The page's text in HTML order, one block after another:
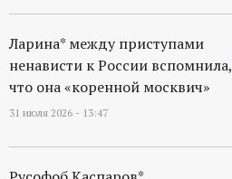
Ларина* между приступами
ненависти к России вспомнила,
что она «коренной москвич»
31 июля 2026 - 13:47